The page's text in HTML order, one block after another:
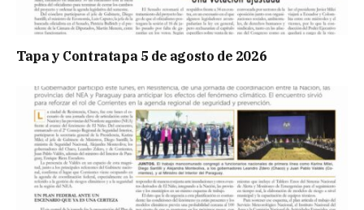
Tapa y Contratapa 5 de agosto de 2026